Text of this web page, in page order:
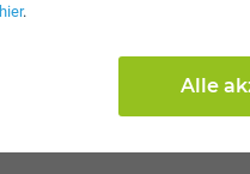
hier.
Alle